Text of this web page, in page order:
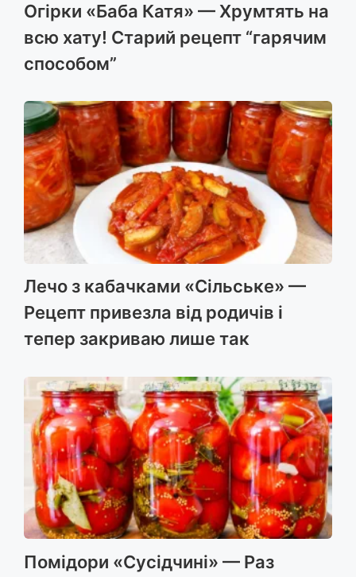
Огірки «Баба Катя» — Хрумтять на
всю хату! Старий рецепт “гарячим
способом”
Лечо з кабачками «Сільське» —
Рецепт привезла від родичів і
тепер закриваю лише так
Помідори «Сусідчині» — Раз